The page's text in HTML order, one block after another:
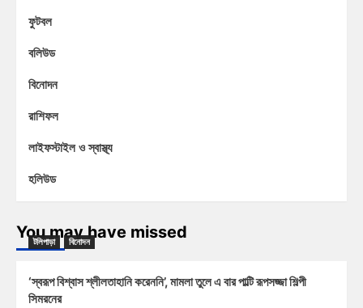
ফুটবল
বলিউড
বিনোদন
রাশিফল
লাইফস্টাইল ও স্বাস্থ্য
হলিউড
You may have missed
টলিপাড়া বিনোদন
‘স্বরূপ বিশ্বাস শ্লীলতাহানি করেননি’, মামলা তুলে এ বার পাল্টি রূপসজ্জা শিল্পী
সিমরনের